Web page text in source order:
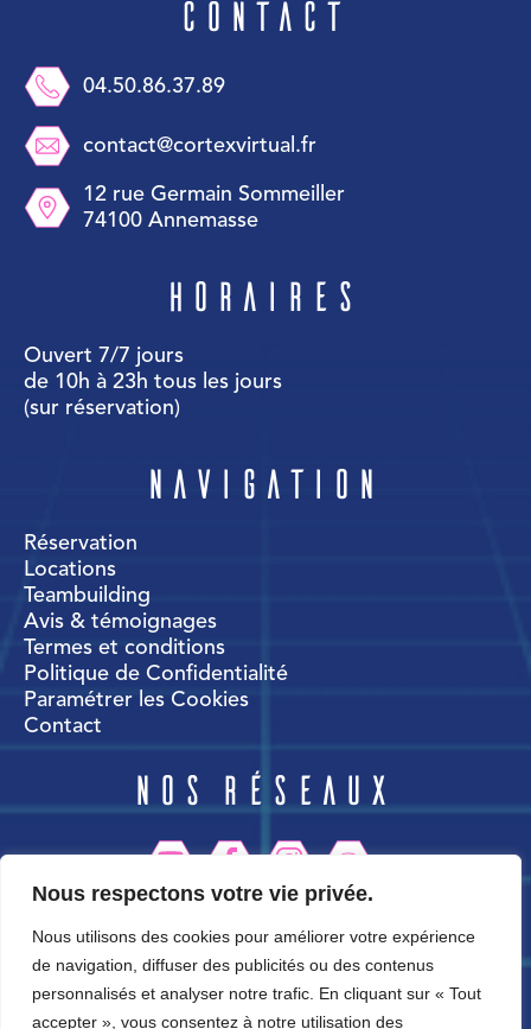
Nous respectons votre vie privée.
Nous utilisons des cookies pour améliorer votre expérience
de navigation, diffuser des publicités ou des contenus
personnalisés et analyser notre trafic. En cliquant sur « Tout
accepter », vous consentez à notre utilisation des
Contact
04.50.86.37.89
contact@cortexvirtual.fr
12 rue Germain Sommeiller
74100 Annemasse
Horaires
Ouvert 7/7 jours
de 10h à 23h tous les jours
(sur réservation)
Navigation
Réservation
Locations
Teambuilding
Avis & témoignages
Termes et conditions
Politique de Confidentialité
Paramétrer les Cookies
Contact
Nos réseaux
CortexWorld